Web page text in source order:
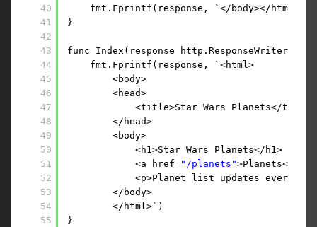
40
41
42
43
44
45
46
47
48
49
50
51
52
53
54
55
fmt.Fprintf(response, `</body></html>`)
}
func Index(response http.ResponseWriter,
fmt.Fprintf(response, `<html>
<body>
<head>
<title>Star Wars Planets</title>
</head>
<body>
<h1>Star Wars Planets</h1>
<a href="/planets">Planets</
<p>Planet list updates every
</body>
</html>`)
}